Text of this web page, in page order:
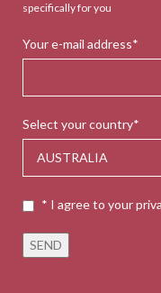
specifically for you
Your e-mail address*
Select your country*
* I agree to your